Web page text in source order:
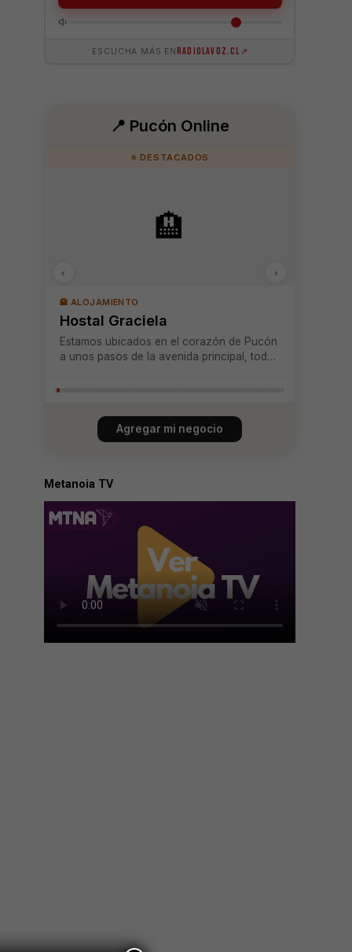
📍 Pucón Online
⭐ DESTACADOS
🏨
🏨 ALOJAMIENTO
Hostal Graciela
Estamos ubicados en el corazón de Pucón
a unos pasos de la avenida principal, todas
camarera y desayuno buffet incluido.
‹ ›
Agregar mi negocio
Metanoia TV